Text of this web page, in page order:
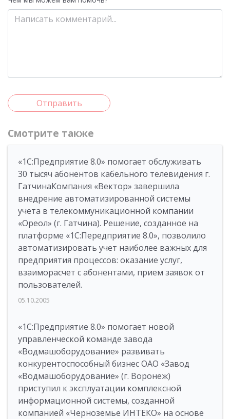
Отправить
Смотрите также
«1С:Предприятие 8.0» помогает обслуживать
30 тысяч абонентов кабельного телевидения г.
ГатчинаКомпания «Вектор» завершила
внедрение автоматизированной системы
учета в телекоммуникационной компании
«Ореол» (г. Гатчина). Решение, созданное на
платформе «1С:Передприятие 8.0», позволило
автоматизировать учет наиболее важных для
предприятия процессов: оказание услуг,
взаиморасчет с абонентами, прием заявок от
пользователей.
05.10.2005
«1С:Предприятие 8.0» помогает новой
управленческой команде завода
«Водмашоборудование» развивать
конкурентоспособный бизнес ОАО «Завод
«Водмашоборудование» (г. Воронеж)
приступил к эксплуатации комплексной
информационной системы, созданной
компанией «Черноземье ИНТЕКО» на основе